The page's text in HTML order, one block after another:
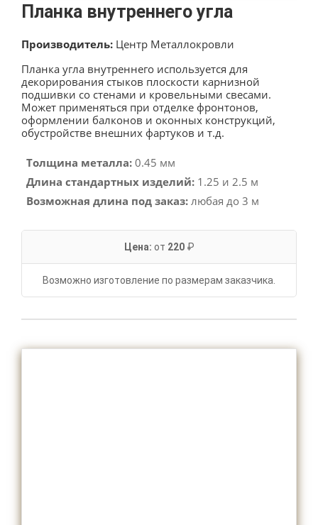
Планка внутреннего угла
Производитель: Центр Металлокровли
Планка угла внутреннего используется для
декорирования стыков плоскости карнизной
подшивки со стенами и кровельными свесами.
Может применяться при отделке фронтонов,
оформлении балконов и оконных конструкций,
обустройстве внешних фартуков и т.д.
Толщина металла: 0.45 мм
Длина стандартных изделий: 1.25 и 2.5 м
Возможная длина под заказ: любая до 3 м
Цена: от 220₽
Возможно изготовление по размерам заказчика.